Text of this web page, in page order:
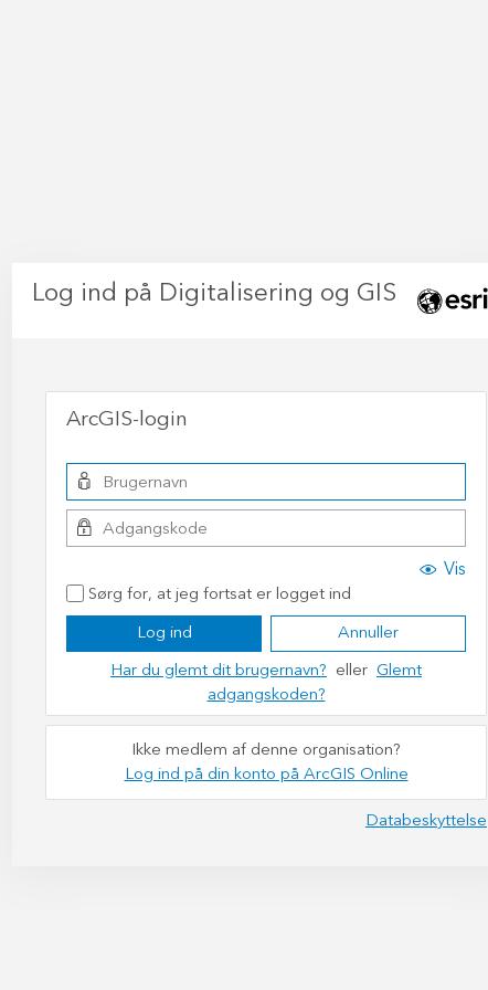
Log ind på Digitalisering og GIS
ArcGIS-login
Vis
Sørg for, at jeg fortsat er logget ind
Log ind
Annuller
Har du glemt dit brugernavn? eller Glemt
adgangskoden?
Ikke medlem af denne organisation?
Log ind på din konto på ArcGIS Online
Databeskyttelse